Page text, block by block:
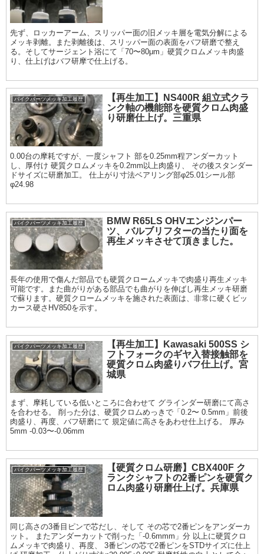
先ず、ロッカーアーム、スリッパー面の旧メッキ層を電気分解による
メッキ剥離。また剥離後は、スリッパー面の表面をバフ研磨で整え
る。そしてサージェント浴にて「70〜80μm」硬質クロムメッキ肉盛
り、仕上げはバフ研摩で仕上げる。
バイクパーツメッキ加工履歴
【再生加工】NS400R 組立式クラ
ンク軸の機能部を硬質クロム肉盛
り研磨仕上げ。三重県
0.00台の摩耗ですが、一度シャフト 部を0.25mm程アンダーカット
し、厚付け 硬質クロムメッキを0.2mm以上肉盛り、 その後スタンダー
ドサイズに研磨加工。 仕上がり寸法ベアリング部φ25.01シール部
φ24.98
バイクパーツメッキ加工履歴
BMW R65LS OHVエンジンパー
ツ、バルブリフターの当たり面を
再生メッキさせて頂きました。
長年の使用で傷んだ部品でも硬質クロームメッキで肉盛り再生メッキ
可能です。また曲がりがある部品でも曲がりを伸ばし再生メッキ研磨
で蘇ります。硬質クロームメッキを施された表面は、非常に硬くビッ
カース硬さHV850を示す。
バイクパーツメッキ加工履歴
【再生加工】Kawasaki 500SS シ
フトフォークのギヤ入替接触部を
硬質クロム肉盛りバフ仕上げ。宮
城県
まず、摩耗している低いところに合わせて グラインダー研磨にて高さ
を合わせる。 削った分は、硬質クロムめっきで「0.2〜 0.5mm」前後
肉盛り、再度、バフ研磨にて 規定値に高さをあわせ仕上げる。 厚み
5mm -0.03〜-0.06mm
バイクパーツメッキ加工履歴
【硬質クロム研磨】CBX400F ク
ランクシャフトの2番ピンを硬質ク
ロム肉盛り研磨仕上げ。兵庫県
同じ高さの3番目ピンで芯だし、そして その芯で2番ピンをアンダーカ
ット。 またアンダーカットで削った「-0.6mmm」分 以上に硬質クロ
ムメッキで肉盛り、再度、 3番ピンの芯で2番ピンをSTDサイズに仕上